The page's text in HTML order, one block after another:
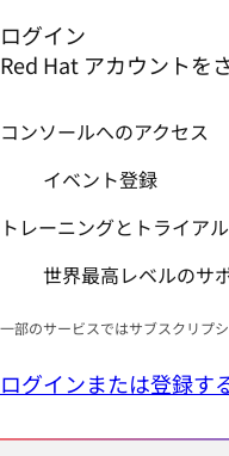
ログイン
Red Hat アカウントを
コンソールへのアクセス
イベント登録
トレーニングとトライアル
世界最高レベルのサ
一部のサービスではサブスクリプ
ログインまたは登録す